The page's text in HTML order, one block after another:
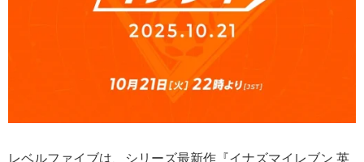
レベルファイブは、シリーズ最新作『イナズマイレブン 英